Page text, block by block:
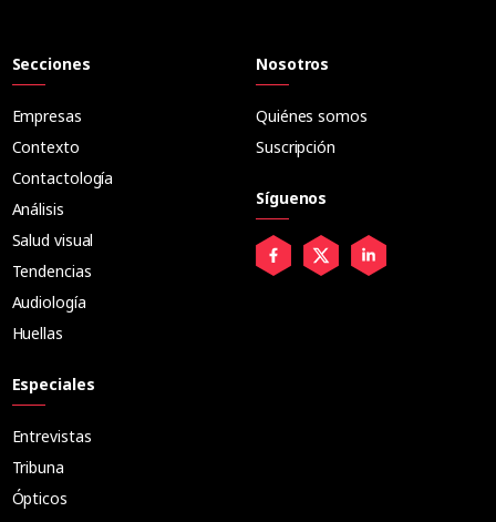
Secciones
Empresas
Contexto
Contactología
Análisis
Salud visual
Tendencias
Audiología
Huellas
Especiales
Entrevistas
Tribuna
Ópticos
Nosotros
Quiénes somos
Suscripción
Síguenos